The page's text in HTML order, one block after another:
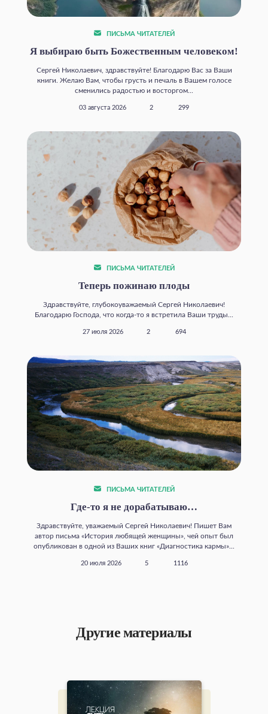
ПИСЬМА ЧИТАТЕЛЕЙ
Я выбираю быть Божественным человеком!
Сергей Николаевич, здравствуйте! Благодарю Вас за Ваши
книги. Желаю Вам, чтобы грусть и печаль в Вашем голосе
сменились радостью и восторгом...
03 августа 2026 2 299
ПИСЬМА ЧИТАТЕЛЕЙ
Теперь пожинаю плоды
Здравствуйте, глубокоуважаемый Сергей Николаевич!
Благодарю Господа, что когда‑то я встретила Ваши труды...
27 июля 2026 2 694
ПИСЬМА ЧИТАТЕЛЕЙ
Где‑то я не дорабатываю…
Здравствуйте, уважаемый Сергей Николаевич! Пишет Вам
автор письма «История любящей женщины», чей опыт был
опубликован в одной из Ваших книг «Диагностика кармы»...
20 июля 2026 5 1116
Другие материалы